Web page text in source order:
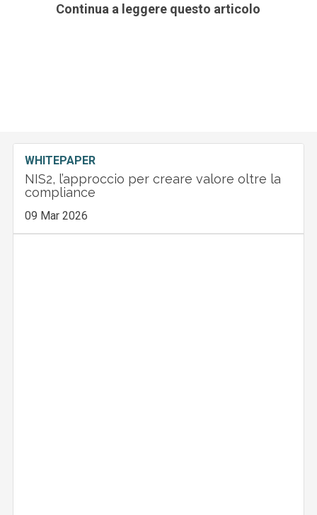
Continua a leggere questo articolo
WHITEPAPER
NIS2, l’approccio per creare valore oltre la
compliance
09 Mar 2026